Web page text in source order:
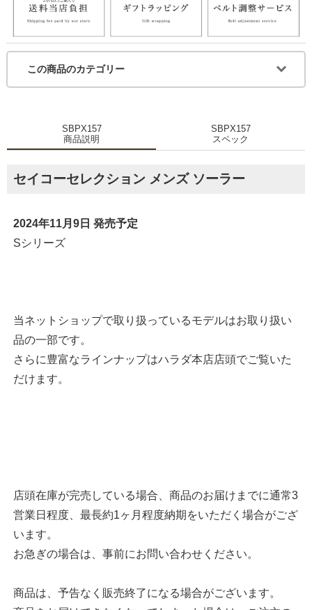
この商品のカテゴリー
SBPX157
商品説明
SBPX157
スペック
セイコーセレクション メンズ ソーラー
2024年11月9日 発売予定
Sシリーズ
当ネットショップで取り扱っているモデルはお取り扱い
品の一部です。
さらに豊富なラインナップはハラダ本店店頭でご覧いた
だけます。
店頭在庫が完売している場合、商品のお届けまでに通常3
営業日程度、最長約1ヶ月程度納期をいただく場合がござ
います。
お急ぎの場合は、事前にお問い合わせください。
商品は、予告なく販売終了になる場合がございます。